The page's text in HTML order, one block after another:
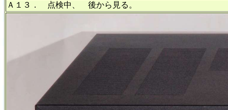
Ａ１３． 点検中、 後から見る。